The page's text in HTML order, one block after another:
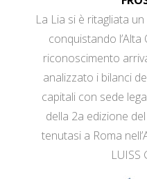
La Lia si è ritagliata
conquistando
riconoscimento
analizzato i bilanci
capitali con sede
della 2a edizione
tenutasi a Roma
LUISS